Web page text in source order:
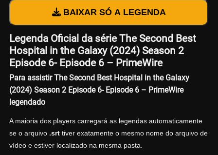
BAIXAR SÓ A LEGENDA
Legenda Oficial da série The Second Best
Hospital in the Galaxy (2024) Season 2
Episode 6- Episode 6 – PrimeWire
Para assistir The Second Best Hospital in the Galaxy
(2024) Season 2 Episode 6- Episode 6 – PrimeWire
legendado
A maioria dos players carregará as legendas automaticamente
se o arquivo .srttiver exatamente o mesmo nome do arquivo de
vídeo e estiver localizado na mesma pasta.